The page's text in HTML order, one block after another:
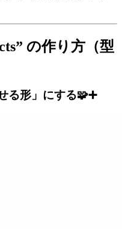
の作り方（型
る形」にする🧩➕